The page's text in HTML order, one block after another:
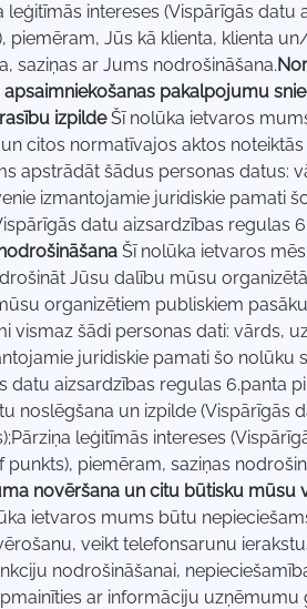
leģitīmās intereses (Vispārīgās datu
piemēram, Jūs kā klienta, klienta
saziņas ar Jums nodrošināšana.
pakalpojumu
izpildeŠī nolūka ietvaros
citos normatīvajos aktos
apstrādāt šādus personas datus:
izmantojamie juridiskie pamati
datu aizsardzības regulas
Šī nolūka ietvaros
Jūsu dalību mūsu
organizētiem publiskiem
vismaz šādi personas dati: vārds,
juridiskie pamati šo nolūku
datu aizsardzības regulas 6.panta
noslēgšana un izpilde (Vispārīgās
leģitīmās intereses
piemēram, saziņas
novēršana un citu būtisku mūsu
ietvaros mums būtu
veikt telefonsarunu
nodrošināšanai,
ar informāciju